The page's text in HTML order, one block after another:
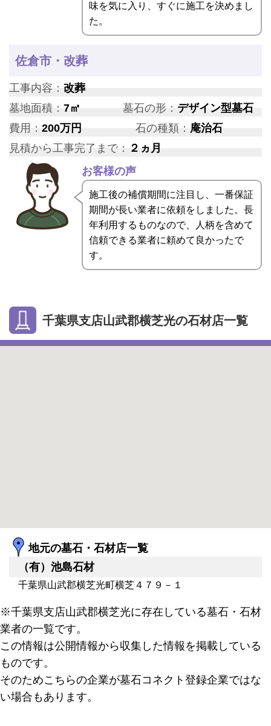
味を気に入り、すぐに施工を決めまし
た。
佐倉市・改葬
工事内容： 改葬
墓地面積： 7㎡ 墓石の形： デザイン型墓石
費用： 200万円 石の種類： 庵治石
見積から工事完了まで： ２ヵ月
お客様の声
施工後の補償期間に注目し、一番保証
期間が長い業者に依頼をしました。長
年利用するものなので、人柄を含めて
信頼できる業者に頼めて良かったで
す。
千葉県支店山武郡横芝光の石材店一覧
地元の墓石・石材店一覧
（有）池島石材
千葉県山武郡横芝光町横芝４７９－１
※千葉県支店山武郡横芝光に存在している墓石・石材
業者の一覧です。
この情報は公開情報から収集した情報を掲載している
ものです。
そのためこちらの企業が墓石コネクト登録企業ではな
い場合もあります。